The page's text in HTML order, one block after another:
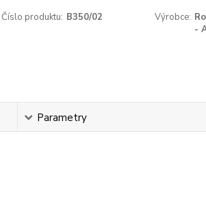
Číslo produktu: B350/02 Výrobce:
-
Parametry